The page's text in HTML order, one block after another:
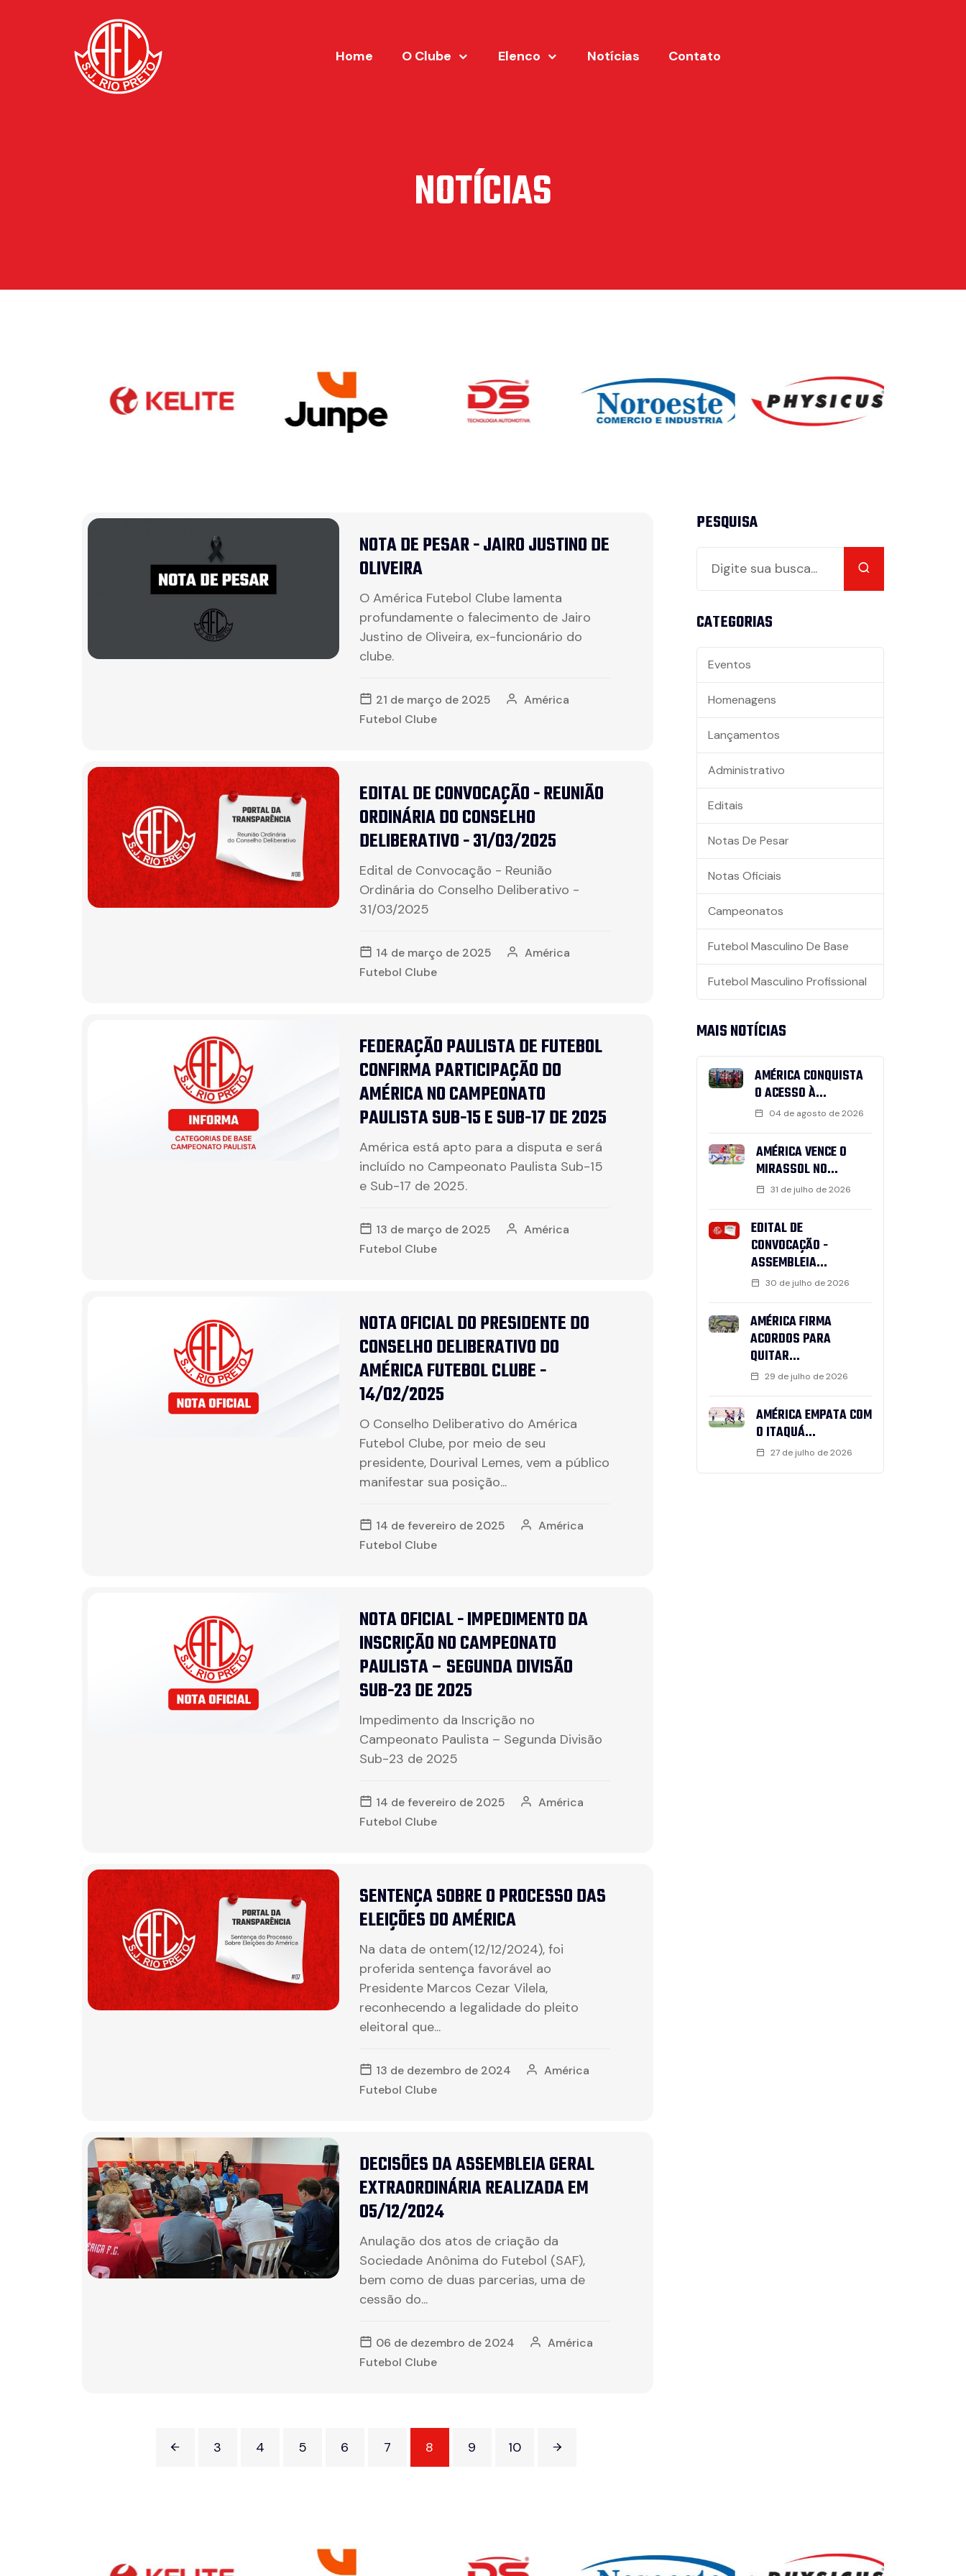
Home O Clube Elenco Notícias Contato
NOTÍCIAS
NOTA DE PESAR - JAIRO JUSTINO DE
OLIVEIRA
O América Futebol Clube lamenta
profundamente o falecimento de Jairo
Justino de Oliveira, ex-funcionário do
clube.
21 de março de 2025
América
Futebol Clube
EDITAL DE CONVOCAÇÃO - REUNIÃO
ORDINÁRIA DO CONSELHO
DELIBERATIVO - 31/03/2025
Edital de Convocação - Reunião
Ordinária do Conselho Deliberativo -
31/03/2025
14 de março de 2025
América
Futebol Clube
FEDERAÇÃO PAULISTA DE FUTEBOL
CONFIRMA PARTICIPAÇÃO DO
AMÉRICA NO CAMPEONATO
PAULISTA SUB-15 E SUB-17 DE 2025
América está apto para a disputa e será
incluído no Campeonato Paulista Sub-15
e Sub-17 de 2025.
13 de março de 2025
América
Futebol Clube
NOTA OFICIAL DO PRESIDENTE DO
CONSELHO DELIBERATIVO DO
AMÉRICA FUTEBOL CLUBE -
14/02/2025
O Conselho Deliberativo do América
Futebol Clube, por meio de seu
presidente, Dourival Lemes, vem a público
manifestar sua posição...
14 de fevereiro de 2025
América
Futebol Clube
NOTA OFICIAL - IMPEDIMENTO DA
INSCRIÇÃO NO CAMPEONATO
PAULISTA – SEGUNDA DIVISÃO
SUB-23 DE 2025
Impedimento da Inscrição no
Campeonato Paulista – Segunda Divisão
Sub-23 de 2025
14 de fevereiro de 2025
América
Futebol Clube
SENTENÇA SOBRE O PROCESSO DAS
ELEIÇÕES DO AMÉRICA
Na data de ontem(12/12/2024), foi
proferida sentença favorável ao
Presidente Marcos Cezar Vilela,
reconhecendo a legalidade do pleito
eleitoral que...
13 de dezembro de 2024
América
Futebol Clube
DECISÕES DA ASSEMBLEIA GERAL
EXTRAORDINÁRIA REALIZADA EM
05/12/2024
Anulação dos atos de criação da
Sociedade Anônima do Futebol (SAF),
bem como de duas parcerias, uma de
cessão do...
06 de dezembro de 2024
América
Futebol Clube
3 4 5 6 7 8 9 10
PESQUISA
CATEGORIAS
Eventos
Homenagens
Lançamentos
Administrativo
Editais
Notas De Pesar
Notas Oficiais
Campeonatos
Futebol Masculino De Base
Futebol Masculino Profissional
MAIS NOTÍCIAS
AMÉRICA CONQUISTA
O ACESSO À...
04 de agosto de 2026
AMÉRICA VENCE O
MIRASSOL NO...
31 de julho de 2026
EDITAL DE
CONVOCAÇÃO -
ASSEMBLEIA...
30 de julho de 2026
AMÉRICA FIRMA
ACORDOS PARA
QUITAR...
29 de julho de 2026
AMÉRICA EMPATA COM
O ITAQUÁ...
27 de julho de 2026